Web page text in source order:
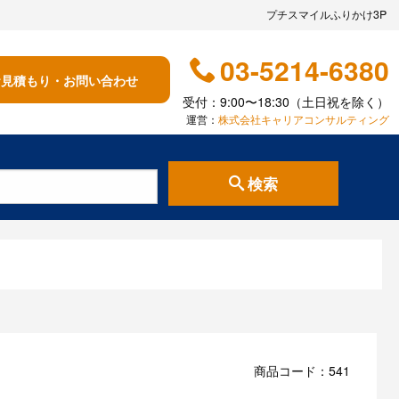
プチスマイルふりかけ3P
積もり・お問い合わせ 03-5214-6380
受付：9:00〜18:30（土日祝を除く）
運営：株式会社キャリアコンサルティング
検索
商品コード：541